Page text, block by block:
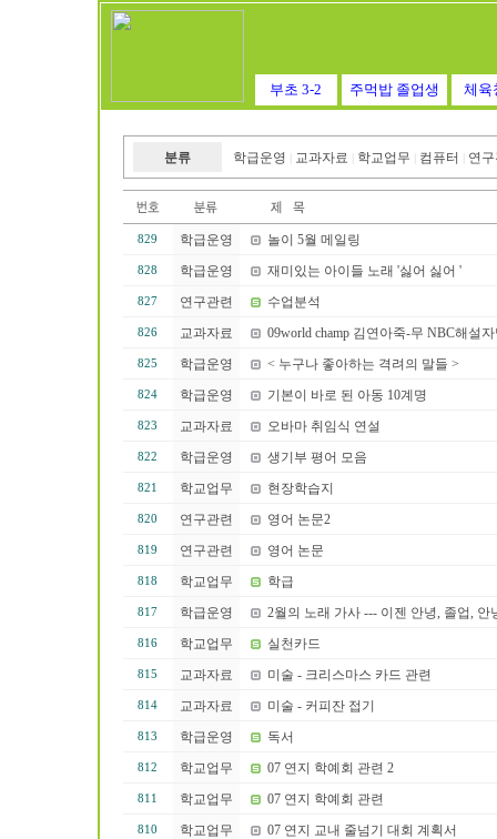
부초 3-2 주먹밥 졸업생 체육
분류 학급운영 교과자료 학교업무 컴퓨터 연
829 학급운영 놀이 5월 메일링
828 학급운영 재미있는 아이들 노래 '싫어 싫어 '
827 연구관련 수업분석
826 교과자료 09world champ 김연아죽-무 NBC해설
825 학급운영 < 누구나 좋아하는 격려의 말들 >
824 학급운영 기본이 바로 된 아동 10계명
823 교과자료 오바마 취임식 연설
822 학급운영 생기부 평어 모음
821 학교업무 현장학습지
820 연구관련 영어 논문2
819 연구관련 영어 논문
818 학교업무 학급
817 학급운영 2월의 노래 가사 --- 이젠 안녕, 졸업, 안
816 학교업무 실천카드
815 교과자료 미술 - 크리스마스 카드 관련
814 교과자료 미술 - 커피잔 접기
813 학급운영 독서
812 학교업무 07 연지 학예회 관련 2
811 학교업무 07 연지 학예회 관련
810 학교업무 07 연지 교내 줄넘기 대회 계획서